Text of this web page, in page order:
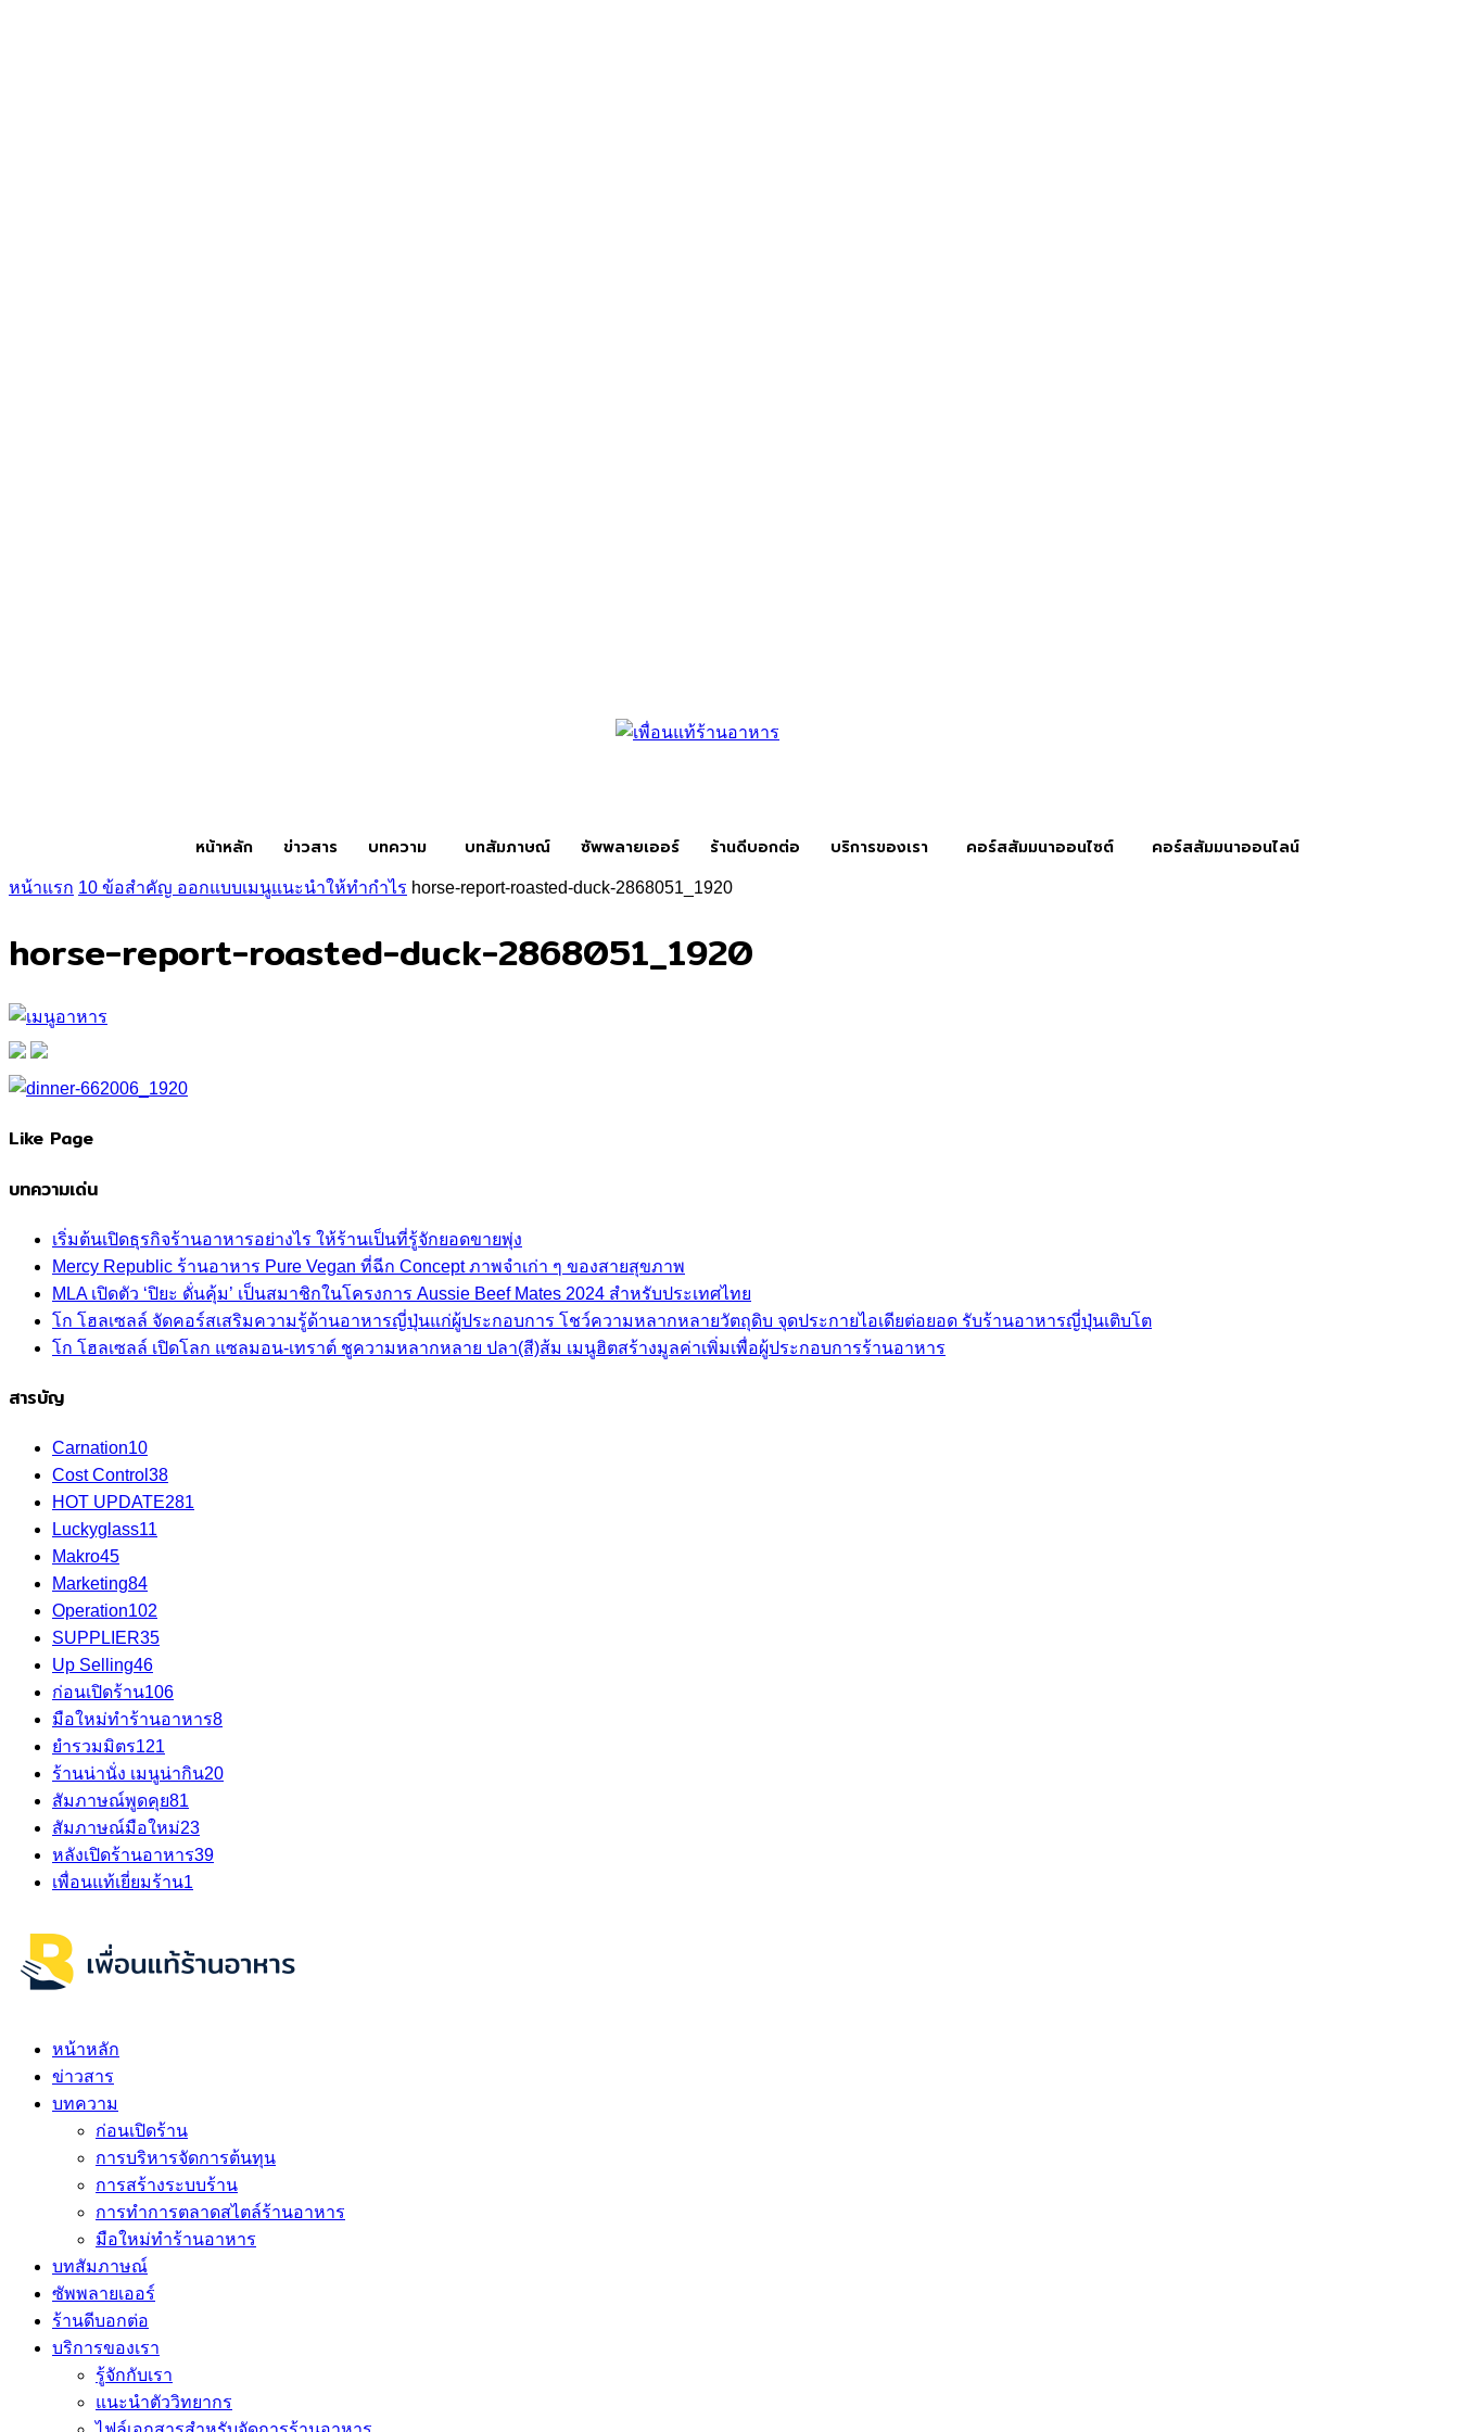
หน้าหลัก ข่าวสาร บทความ บทสัมภาษณ์ ซัพพลายเออร์ ร้านดีบอกต่อ บริการของเรา คอร์สสัมมนาออนไซต์ คอร์สสัมมนาออนไลน์
หน้าแรก 10 ข้อสำคัญ ออกแบบเมนูแนะนำให้ทำกำไร horse-report-roasted-duck-2868051_1920
horse-report-roasted-duck-2868051_1920
Like Page
บทความเด่น
เริ่มต้นเปิดธุรกิจร้านอาหารอย่างไร ให้ร้านเป็นที่รู้จักยอดขายพุ่ง
Mercy Republic ร้านอาหาร Pure Vegan ที่ฉีก Concept ภาพจำเก่า ๆ ของสายสุขภาพ
MLA เปิดตัว ‘ปิยะ ดั่นคุ้ม’ เป็นสมาชิกในโครงการ Aussie Beef Mates 2024 สำหรับประเทศไทย
โก โฮลเซลล์ จัดคอร์สเสริมความรู้ด้านอาหารญี่ปุ่นแก่ผู้ประกอบการ โชว์ความหลากหลายวัตถุดิบ จุดประกายไอเดียต่อยอด รับร้านอาหารญี่ปุ่นเติบโต
โก โฮลเซลล์ เปิดโลก แซลมอน-เทราต์ ชูความหลากหลาย ปลา(สี)ส้ม เมนูฮิตสร้างมูลค่าเพิ่มเพื่อผู้ประกอบการร้านอาหาร
สารบัญ
Carnation10
Cost Control 38
HOT UPDATE281
Luckyglass11
Makro45
Marketing84
Operation102
SUPPLIER35
Up Selling46
ก่อนเปิดร้าน106
มือใหม่ทำร้านอาหาร8
ยำรวมมิตร121
ร้านน่านั่ง เมนูน่ากิน20
สัมภาษณ์พูดคุย81
สัมภาษณ์มือใหม่23
หลังเปิดร้านอาหาร39
เพื่อนแท้เยี่ยมร้าน1
หน้าหลัก
ข่าวสาร
บทความ
ก่อนเปิดร้าน
การบริหารจัดการต้นทุน
การสร้างระบบร้าน
การทำการตลาดสไตล์ร้านอาหาร
มือใหม่ทำร้านอาหาร
บทสัมภาษณ์
ซัพพลายเออร์
ร้านดีบอกต่อ
บริการของเรา
รู้จักกับเรา
แนะนำตัววิทยากร